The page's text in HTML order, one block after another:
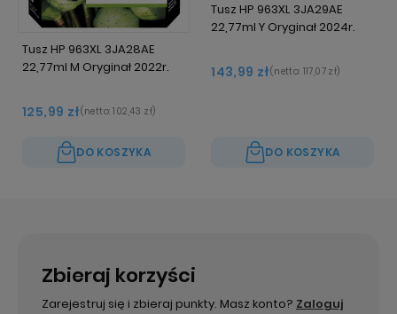
Tusz HP 963XL 3JA28AE
22,77ml M Oryginał 2022r.
125,99 zł(netto: 102,43 zł)
DO KOSZYKA
Tusz HP 963XL 3JA29AE
22,77ml Y Oryginał 2024r.
143,99 zł(netto: 117,07 zł)
DO KOSZYKA
Zbieraj korzyści
Zarejestruj się i zbieraj punkty. Masz konto? Zaloguj